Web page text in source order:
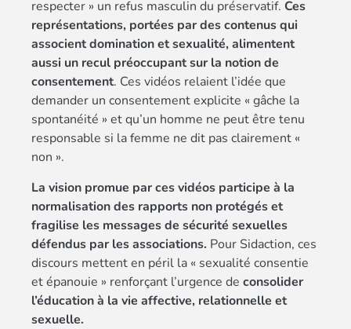
respecter » un refus masculin du préservatif. Ces
représentations, portées par des contenus qui
associent domination et sexualité, alimentent
aussi un recul préoccupant sur la notion de
consentement. Ces vidéos relaient l’idée que
demander un consentement explicite « gâche la
spontanéité » et qu’un homme ne peut être tenu
responsable si la femme ne dit pas clairement «
non ».
La vision promue par ces vidéos participe à la
normalisation des rapports non protégés et
fragilise les messages de sécurité sexuelles
défendus par les associations. Pour Sidaction, ces
discours mettent en péril la « sexualité consentie
et épanouie » renforçant l’urgence de consolider
l’éducation à la vie affective, relationnelle et
sexuelle.